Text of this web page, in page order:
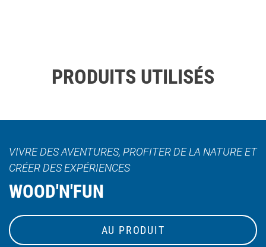
PRODUITS UTILISÉS
VIVRE DES AVENTURES, PROFITER DE LA NATURE ET
CRÉER DES EXPÉRIENCES
WOOD'N'FUN
AU PRODUIT